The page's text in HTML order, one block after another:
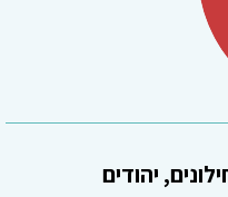
יהודים